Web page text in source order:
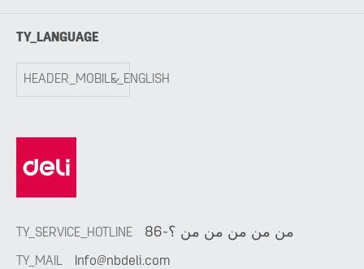
TY_LANGUAGE
HEADER_MOBILE_ENGLISH
TY_SERVICE_HOTLINE 86-من من من من من ؟
TY_MAIL Info@nbdeli.com